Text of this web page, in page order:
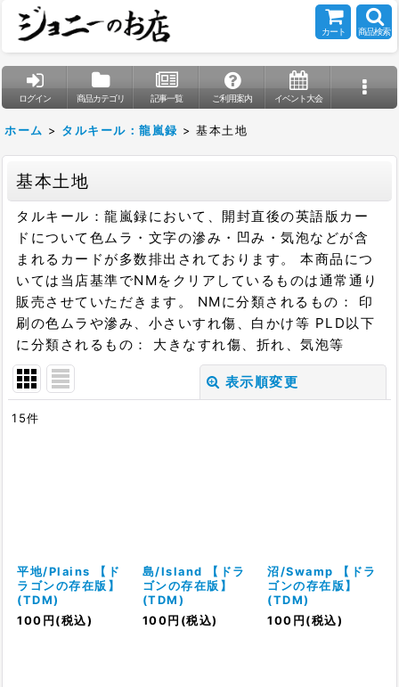
カート 商品検索
ログイン 商品カテゴリ 記事一覧 ご利用案内 イベント大会
ホーム > タルキール：龍嵐録 > 基本土地
基本土地
タルキール：龍嵐録において、開封直後の英語版カー
ドについて色ムラ・文字の滲み・凹み・気泡などが含
まれるカードが多数排出されております。 本商品につ
いては当店基準でNMをクリアしているものは通常通り
販売させていただきます。 NMに分類されるもの： 印
刷の色ムラや滲み、小さいすれ傷、白かけ等 PLD以下
に分類されるもの： 大きなすれ傷、折れ、気泡等
表示順変更
絞り込む
15件
平地/Plains 【ド
ラゴンの存在版】
(TDM)
100 円 (税込)
島/Island 【ドラ
ゴンの存在版】
(TDM)
100 円 (税込)
沼/Swamp 【ドラ
ゴンの存在版】
(TDM)
100 円 (税込)